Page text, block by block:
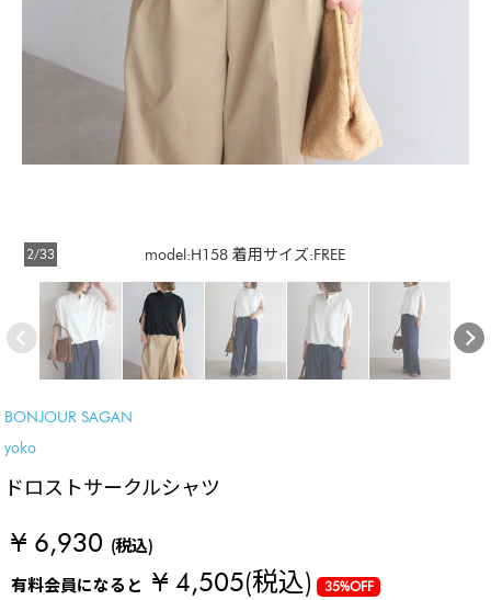
model:H158 着用サイズ:FREE
2/33
BONJOUR SAGAN
yoko
ドロストサークルシャツ
¥ 6,930 (税込)
有料会員になると¥ 4,505(税込) 35%OFF